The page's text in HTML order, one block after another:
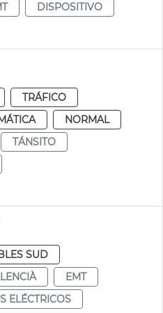
DISPOSITIVO
TRÁFICO
NORMAL
TÁNSITO
SUD
EMT
ELÉCTRICOS